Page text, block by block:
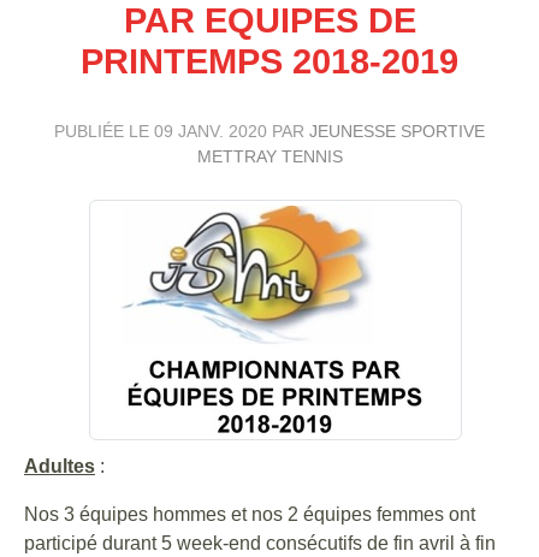
PAR EQUIPES DE
PRINTEMPS 2018-2019
PUBLIÉE LE 09 JANV. 2020 PAR JEUNESSE SPORTIVE
METTRAY TENNIS
Adultes :
Nos 3 équipes hommes et nos 2 équipes femmes ont
participé durant 5 week-end consécutifs de fin avril à fin